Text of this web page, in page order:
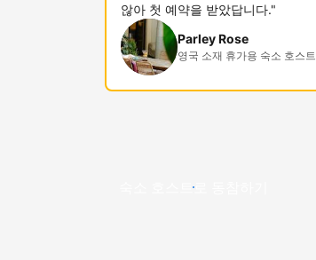
않아 첫 예약을 받았답니다."
Parley Rose
영국 소재 휴가용 숙소 호스트
숙소 호스트로 동참하기